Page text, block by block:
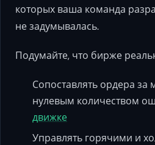
которых ваша команда
не задумывалась.
Подумайте, что бирже
Сопоставлять ордера за
нулевым количеством
движке
Управлять горячими и